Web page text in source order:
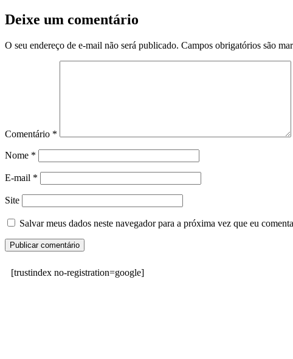
Deixe um comentário
O seu endereço de e-mail não será publicado. Campos obrigatórios são
Comentário *
Nome *
E-mail *
Site
Salvar meus dados neste navegador para a próxima vez que eu
[trustindex no-registration=google]